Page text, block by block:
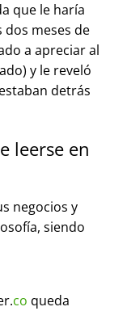
que le haría
meses de
a apreciar al
y le reveló
detrás
leerse en
negocios y
siendo
co queda